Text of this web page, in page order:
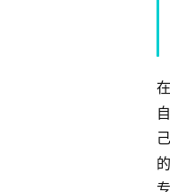
在
自
己
的
专